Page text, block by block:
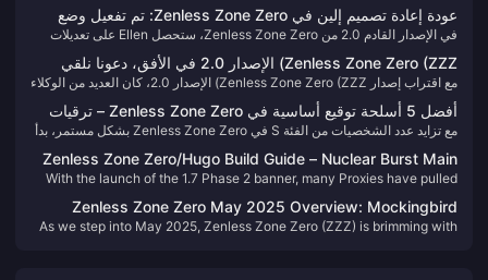
من البانر الجديد.
عودة إعادة تصميم إلين في Zenless Zone Zero: تم تفعيل وضع
الدرع الفائق—العودة إلى مستوى القمة!
في الإصدار القادم 2.0 من Zenless Zone Zero، ستحصل Ellen على تعديلات
المطورون معلومات إضافية حول تعزيزات Ellen. تقدم هذه المقالة تحليلاً لقدرات
Ellen بعد التحسين.
Zenless Zone Zero (ZZZ) الإصدار 2.0 في الأفق، دعونا نلقي
نظرة على الشخصيات البارزة من الإصدارات 1.0 إلى 1.7
مع اقتراب إصدار Zenless Zone Zero (ZZZ) الإصدار 2.0، كان العديد من الوكلاء
مع اللعبة منذ إطلاقها. دعونا نلقي نظرة على الشخصيات البارزة من الإصدارات
1.0 إلى 1.7—هل قمت بتدريب هؤلاء العملاء "المحددون للميتا"؟
أفضل 5 أسلحة توقيع أساسية في Zenless Zone Zero – ترقيات
تغير قواعد اللعبة لا يجب أن تفوتها!
مع تزايد عدد الشخصيات من الفئة S في Zenless Zone Zero بشكل مستمر، بدأ
الشخصيات تتلقى تعزيزات كبيرة في الإحصائيات، بينما يتم إصلاح نقاط الضعف
الرئيسية في آلياتها الأساسية لشخصيات أخرى. ألقِ نظرة!
Zenless Zone Zero/Hugo Build Guide – Nuclear Burst Main
DPS
With the launch of the 1.7 Phase 2 banner, many Proxies have pulled
Discs, team compositions, and more to help you maximize his
potential.
Zenless Zone Zero May 2025 Overview: Mockingbird
Dominance, 2.0 Preview, and Exciting Events!
As we step into May 2025, Zenless Zone Zero (ZZZ) is brimming with